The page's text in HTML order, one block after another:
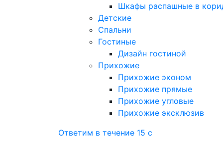
Шкафы распашные в
Детские
Спальни
Гостиные
Дизайн гостиной
Прихожие
Прихожие эконом
Прихожие прямые
Прихожие угловые
Прихожие эксклюзив
Ответим в течение 15 с